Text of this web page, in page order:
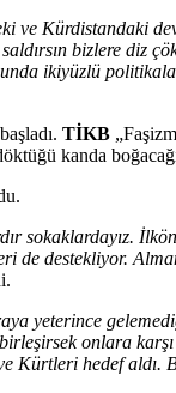
ve Kürdistandaki
bizlere
ikiyüzlü
TİKB
kanda
sokaklardayız.
de destekliyor.
yeterince
onlara
Kürtleri hedef aldı.